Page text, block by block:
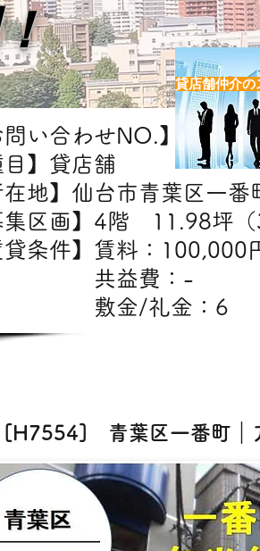
問い合わせNO.】H7554
目】貸店舗
在地】仙台市青葉区一番
集区画】4階 11.98坪
貸条件】賃料：
益費
金/礼金：6
[H7554] 青葉区一番町｜
貸店舗仲介の